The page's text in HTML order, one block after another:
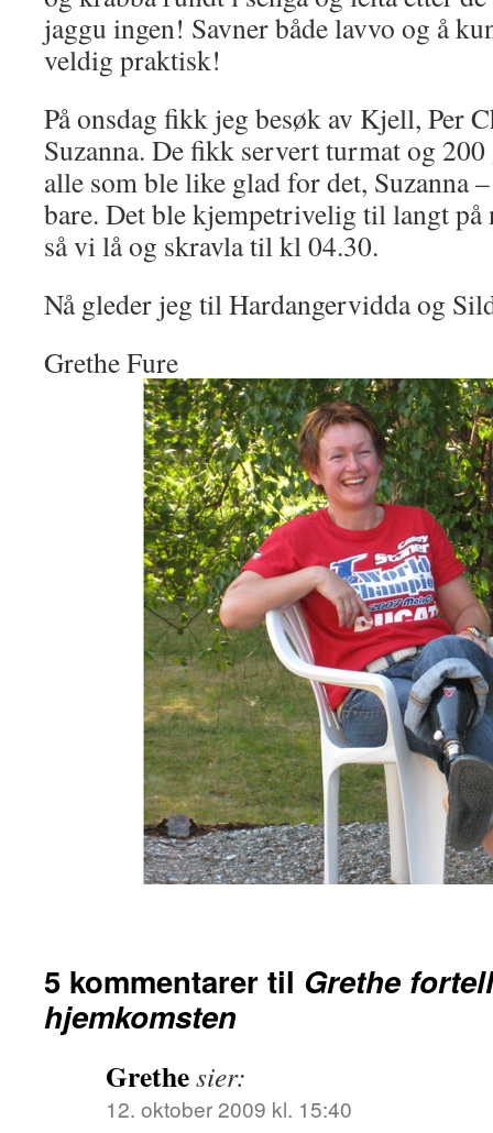
jaggu ingen! Savner både lavvo og å
veldig praktisk!
På onsdag fikk jeg besøk av Kjell, Per
Suzanna. De fikk servert turmat og
alle som ble like glad for det, Suzanna
bare. Det ble kjempetrivelig til langt på
så vi lå og skravla til kl 04.30.
Nå gleder jeg til Hardangervidda og
Grethe Fure
5 kommentarer til Grethe
hjemkomsten
Grethesier:
12. oktober 2009 kl. 15:40